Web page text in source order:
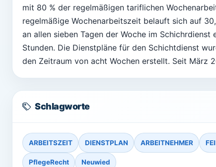
mit 80 % der regelmäßigen tariflichen
regelmäßige Wochenarbeitszeit belauft sich auf
an allen sieben Tagen der Woche im
Stunden. Die Dienstpläne für den Schichtdienst
den Zeitraum von acht Wochen erstellt. Seit März
Schlagworte
ARBEITSZEIT DIENSTPLAN ARBEITNEHMER
PflegeRecht Neuwied